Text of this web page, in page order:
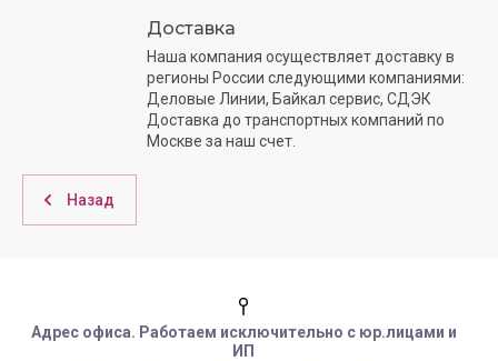
Доставка
Наша компания осуществляет доставку в
регионы России следующими компаниями:
Деловые Линии, Байкал сервис, СДЭК
Доставка до транспортных компаний по
Москве за наш счет.
Назад
Адрес офиса. Работаем исключительно с юр.лицами и
ИП